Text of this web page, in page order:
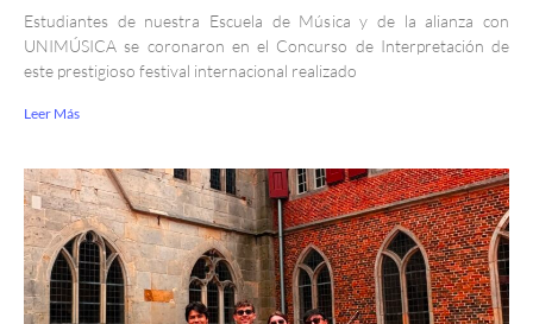
Estudiantes de nuestra Escuela de Música y de la alianza con
UNIMÚSICA se coronaron en el Concurso de Interpretación de
este prestigioso festival internacional realizado
Leer Más